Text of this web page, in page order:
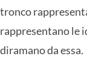
tronco
rappresentano le
diramano da essa.